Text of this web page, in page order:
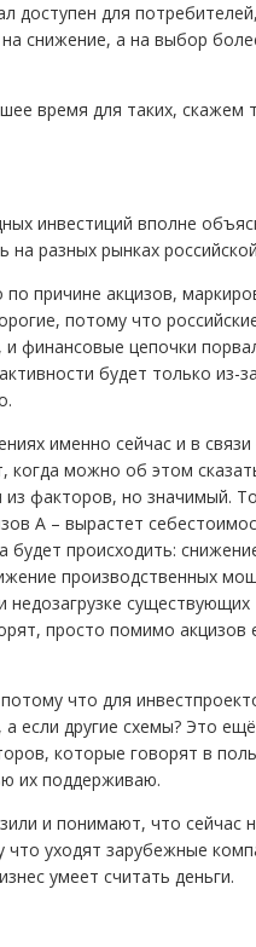
доступен для
снижение, а на выбор
время для таких, скажем
инвестиций вполне
разных рынках
причине акцизов,
потому что
и финансовые цепочки
будет только из-
именно сейчас и в связи
когда можно об этом
факторов, но значимый.
А – вырастет
будет происходить:
производственных
недозагрузке существующих
просто помимо акцизов
что для
если другие схемы? Это ещё
которые говорят в
их поддерживаю.
и понимают, что сейчас
уходят зарубежные
умеет считать деньги.